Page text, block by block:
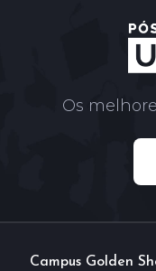
Os
Campus Golden